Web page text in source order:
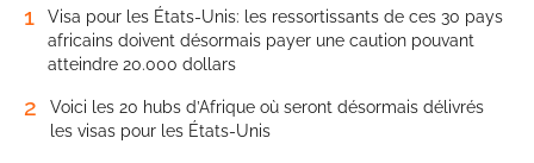
1
Visa pour les États-Unis: les ressortissants de ces 30 pays
africains doivent désormais payer une caution pouvant
atteindre 20.000 dollars
2
Voici les 20 hubs d’Afrique où seront désormais délivrés
les visas pour les États-Unis